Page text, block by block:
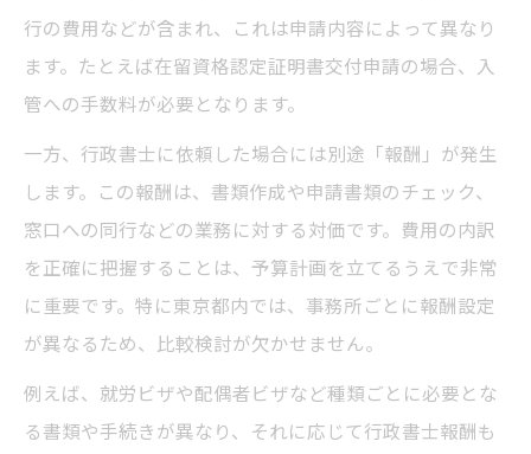
行の費用などが含まれ、これは申請内容によって異なり
ます。たとえば在留資格認定証明書交付申請の場合、入
管への手数料が必要となります。
一方、行政書士に依頼した場合には別途「報酬」が発生
します。この報酬は、書類作成や申請書類のチェック、
窓口への同行などの業務に対する対価です。費用の内訳
を正確に把握することは、予算計画を立てるうえで非常
に重要です。特に東京都内では、事務所ごとに報酬設定
が異なるため、比較検討が欠かせません。
例えば、就労ビザや配偶者ビザなど種類ごとに必要とな
る書類や手続きが異なり、それに応じて行政書士報酬も